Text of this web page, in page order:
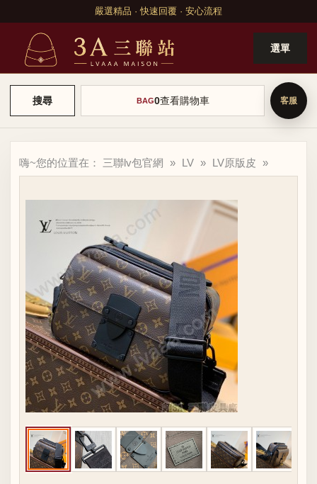
嚴選精品 · 快速回覆 · 安心流程
選單
搜尋 BAG0查看購物車
嗨~您的位置在： 三聯lv包官網 » LV » LV原版皮 »